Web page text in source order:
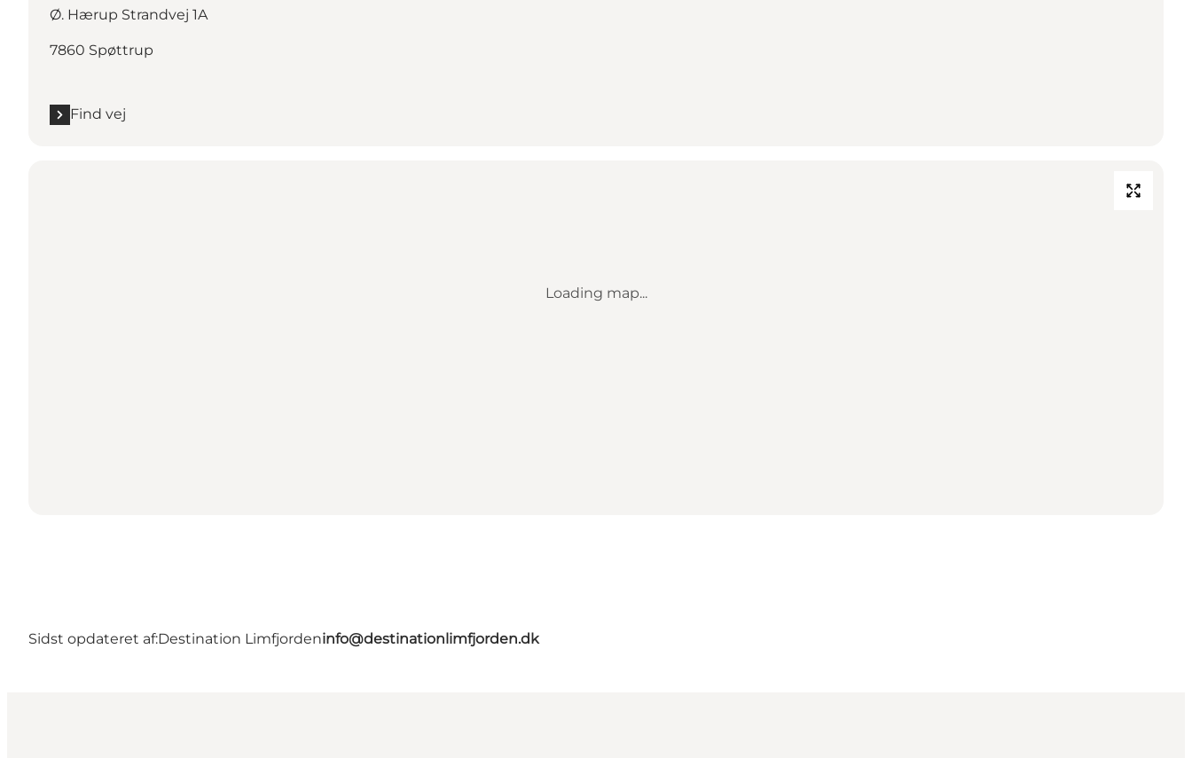
Ø. Hærup Strandvej 1A
7860 Spøttrup
Find vej
Loading map...
Sidst opdateret af:Destination Limfjordeninfo@destinationlimfjorden.dk